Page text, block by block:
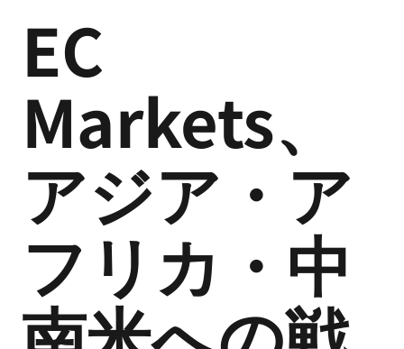
EC
Markets、
アジア・ア
フリカ・中